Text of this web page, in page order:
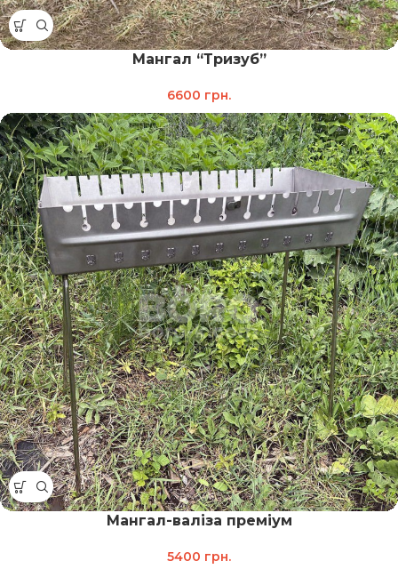
Мангал “Тризуб”
6600 грн.
Мангал-валіза преміум
5400 грн.